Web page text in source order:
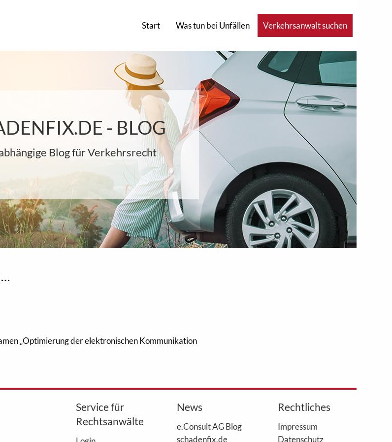
Start Was tun bei Unfällen Verkehrsanwalt suchen
- BLOG
Blog für Verkehrsrecht
„Optimierung der elektronischen Kommunikation
Service für
Rechtsanwälte
News
e.Consult AG Blog
schadenfix.de
Rechtliches
Impressum
Datenschutz